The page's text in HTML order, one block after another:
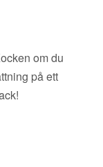
om du
på ett